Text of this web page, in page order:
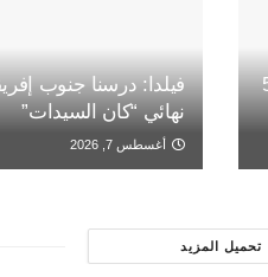
544
فيلدا: درسنا جنوب
نهائي “كان السيدات”
أغسطس 7, 2026
تحميل المزيد